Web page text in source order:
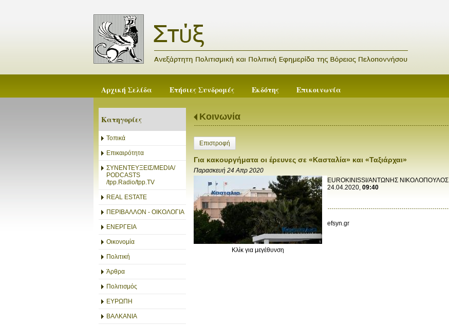
Αρχική Σελίδα Ετήσιες Συνδρομές Εκδότης Επικοινωνία
Κατηγορίες
Τοπικά
Επικαιρότητα
ΣΥΝΕΝΤΕΥΞΕΙΣ/MEDIA/
PODCASTS
/tpp.Radio/tpp.TV
REAL ESTATE
ΠΕΡΙΒΑΛΛΟΝ - ΟΙΚΟΛΟΓΙΑ
ΕΝΕΡΓΕΙΑ
Οικονομία
Πολιτική
Άρθρα
Πολιτισμός
ΕΥΡΩΠΗ
ΒΑΛΚΑΝΙΑ
Κοινωνία
Επιστροφή
Για κακουργήματα οι έρευνες σε «Κασταλία» και «Ταξιάρχαι»
Παρασκευή 24 Απρ 2020
Κλίκ για μεγέθυνση
EUROKINISSI/ΑΝΤΩΝΗΣ ΝΙΚΟΛΟΠΟΥΛΟΣ
24.04.2020, 09:40
efsyn.gr